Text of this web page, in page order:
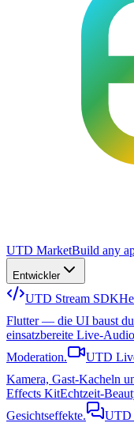
UTD MarketBuild any
Entwickler
UTD Stream SDK
Flutter — die UI baust du
einsatzbereite Live-
Moderation.
UTD
Kamera, Gast-Kacheln
Effects KitEchtzeit-
Gesichtseffekte.
UTD